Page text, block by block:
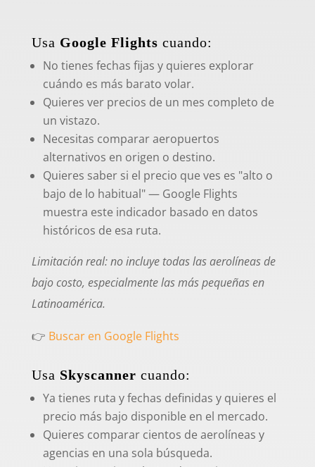
Usa Google Flights cuando:
No tienes fechas fijas y quieres explorar
cuándo es más barato volar.
Quieres ver precios de un mes completo de
un vistazo.
Necesitas comparar aeropuertos
alternativos en origen o destino.
Quieres saber si el precio que ves es "alto o
bajo de lo habitual" — Google Flights
muestra este indicador basado en datos
históricos de esa ruta.
Limitación real: no incluye todas las aerolíneas de
bajo costo, especialmente las más pequeñas en
Latinoamérica.
👉 Buscar en Google Flights
Usa Skyscanner cuando:
Ya tienes ruta y fechas definidas y quieres el
precio más bajo disponible en el mercado.
Quieres comparar cientos de aerolíneas y
agencias en una sola búsqueda.